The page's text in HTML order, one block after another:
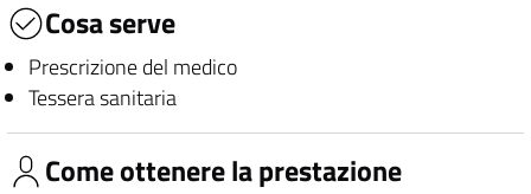
Cosa serve
Prescrizione del medico
Tessera sanitaria
Come ottenere la prestazione